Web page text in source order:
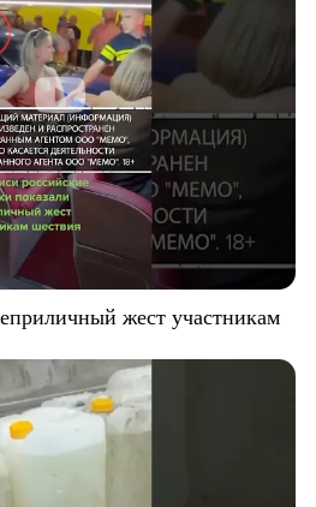
жест участникам